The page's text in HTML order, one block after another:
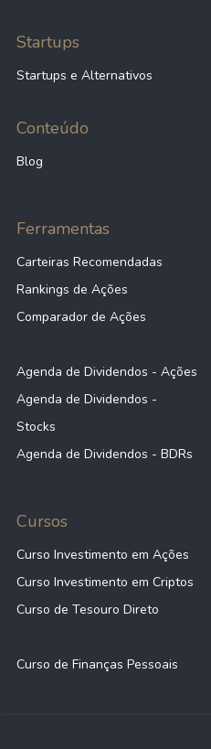
Startups
Startups e Alternativos
Conteúdo
Blog
Ferramentas
Carteiras Recomendadas
Rankings de Ações
Comparador de Ações
Agenda de Dividendos - Ações
Agenda de Dividendos -
Stocks
Agenda de Dividendos - BDRs
Cursos
Curso Investimento em Ações
Curso Investimento em Criptos
Curso de Tesouro Direto
Curso de Finanças Pessoais